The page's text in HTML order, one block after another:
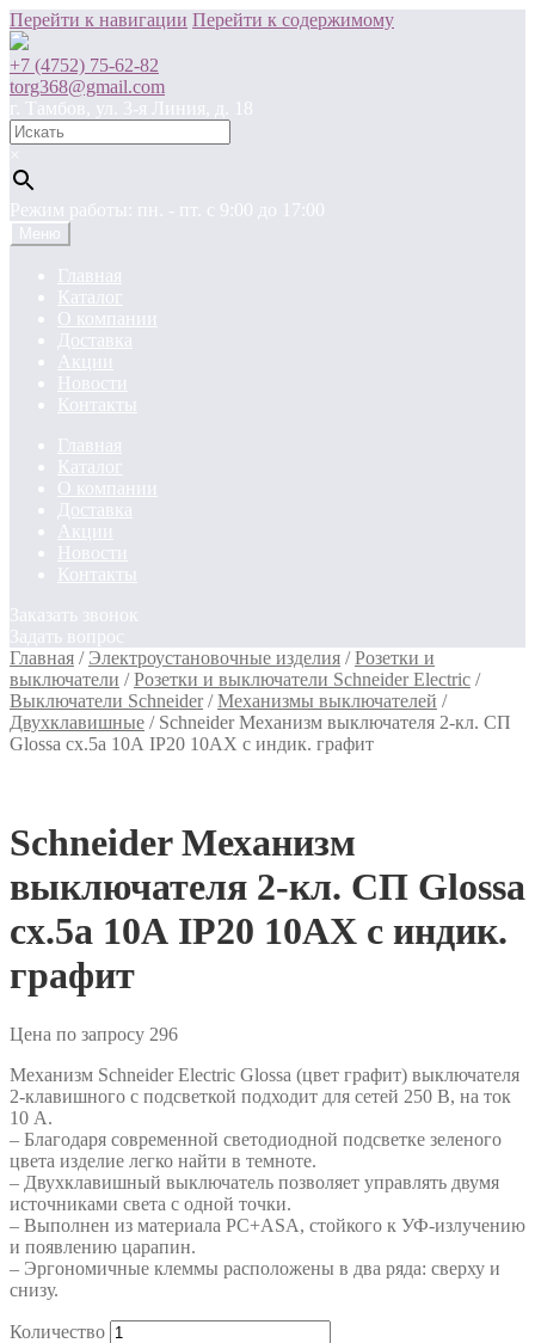
Перейти к навигации Перейти к содержимому
+7 (4752) 75-62-82
torg368@gmail.com
г. Тамбов, ул. 3-я Линия, д. 18
×
Режим работы: пн. - пт. c 9:00 до 17:00
Меню
Главная
Каталог
О компании
Доставка
Акции
Новости
Контакты
Главная
Каталог
О компании
Доставка
Акции
Новости
Контакты
Заказать звонок
Задать вопрос
Главная / Электроустановочные изделия /Розетки и
выключатели /Розетки и выключатели Schneider Electric /
Выключатели Schneider/Механизмы выключателей /
Двухклавишные / Schneider Механизм выключателя 2-кл. СП
Glossa сх.5а 10А IP20 10AX с индик. графит
Schneider Механизм
выключателя 2-кл. СП Glossa
сх.5а 10А IP20 10AX с индик.
графит
Цена по запросу 296
Механизм Schneider Electric Glossa (цвет графит) выключателя
2-клавишного c подсветкой подходит для сетей 250 В, на ток
10 А.
– Благодаря современной светодиодной подсветке зеленого
цвета изделие легко найти в темноте.
– Двухклавишный выключатель позволяет управлять двумя
источниками света с одной точки.
– Выполнен из материала PС+ASA, стойкого к УФ-излучению
и появлению царапин.
– Эргономичные клеммы расположены в два ряда: сверху и
снизу.
Количество